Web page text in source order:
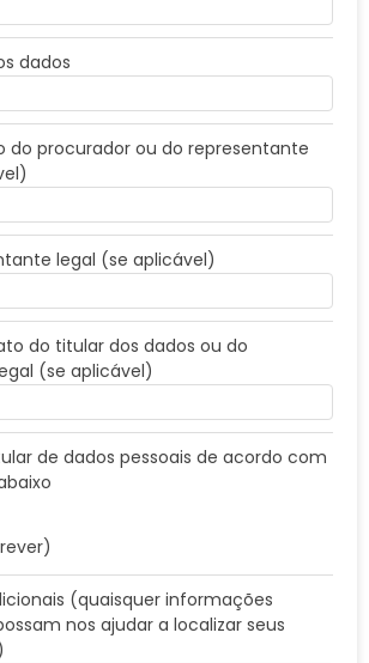
dados
do procurador ou do representante
legal (se aplicável)
do titular dos dados ou do
(se aplicável)
de dados pessoais de acordo com
(quaisquer informações
nos ajudar a localizar seus